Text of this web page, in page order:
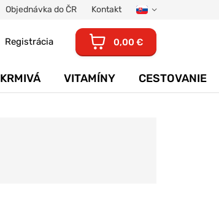
Objednávka do ČR
Kontakt
Registrácia 0,00 €
KRMIVÁ VITAMÍNY CESTOVANIE